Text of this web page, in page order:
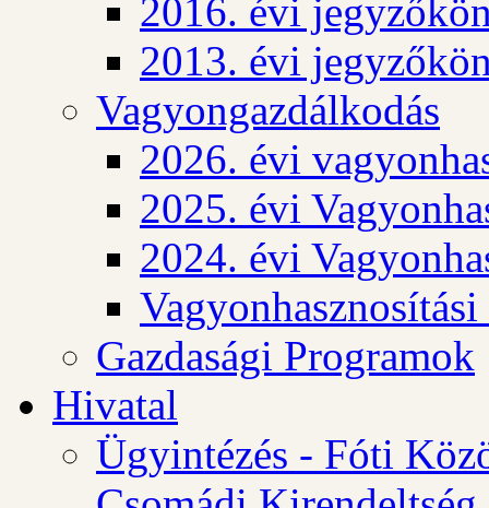
2016. évi
2013. évi
Vagyongazdálkodás
2026. évi
2025. évi
2024. évi
Gazdasági Programok
Hivatal
Ügyintézés - Fóti